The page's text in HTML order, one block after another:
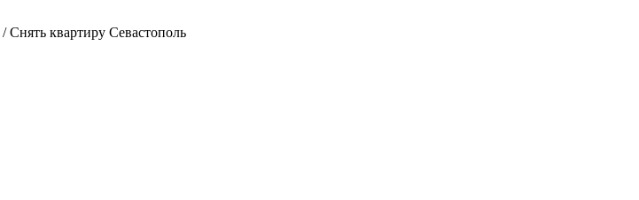
/ Снять квартиру Севастополь